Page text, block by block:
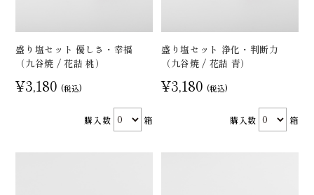
盛り塩セット 優しさ・幸福
（九谷焼 / 花詰 桃）
¥3,180 (税込)
購入数 箱
盛り塩セット 浄化・判断力
（九谷焼 / 花詰 青）
¥3,180 (税込)
購入数 箱